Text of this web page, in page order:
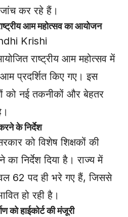
कर रहे हैं।
आम महोत्सव का आयोजन
Krishi
राष्ट्रीय आम महोत्सव में
प्रदर्शित किए गए। इस
को नई तकनीकों और बेहतर
के निर्देश
को विशेष शिक्षकों की
निर्देश दिया है। राज्य में
62 पद ही भरे गए हैं, जिससे
हो रही है।
को हाईकोर्ट की मंजूरी